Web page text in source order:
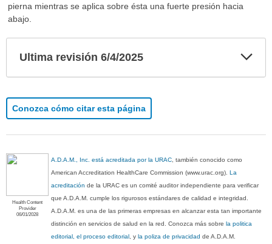
pierna mientras se aplica sobre ésta una fuerte presión hacia
abajo.
Ultima revisión 6/4/2025
Conozca cómo citar esta página
Health Content
Provider
06/01/2028
A.D.A.M., Inc. está acreditada por la URAC , también conocido como
American Accreditation HealthCare Commission (www.urac.org).La
acreditación de la URAC es un comité auditor independiente para verificar
que A.D.A.M. cumple los rigurosos estándares de calidad e integridad.
A.D.A.M. es una de las primeras empresas en alcanzar esta tan importante
distinción en servicios de salud en la red. Conozca más sobrela politica
editorial, el proceso editorial , yla poliza de privacidad de A.D.A.M.